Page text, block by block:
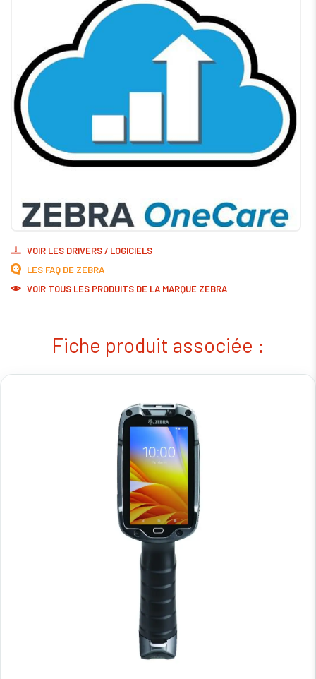
VOIR LES DRIVERS / LOGICIELS
LES FAQ DE ZEBRA
VOIR TOUS LES PRODUITS DE LA MARQUE ZEBRA
Fiche produit associée :